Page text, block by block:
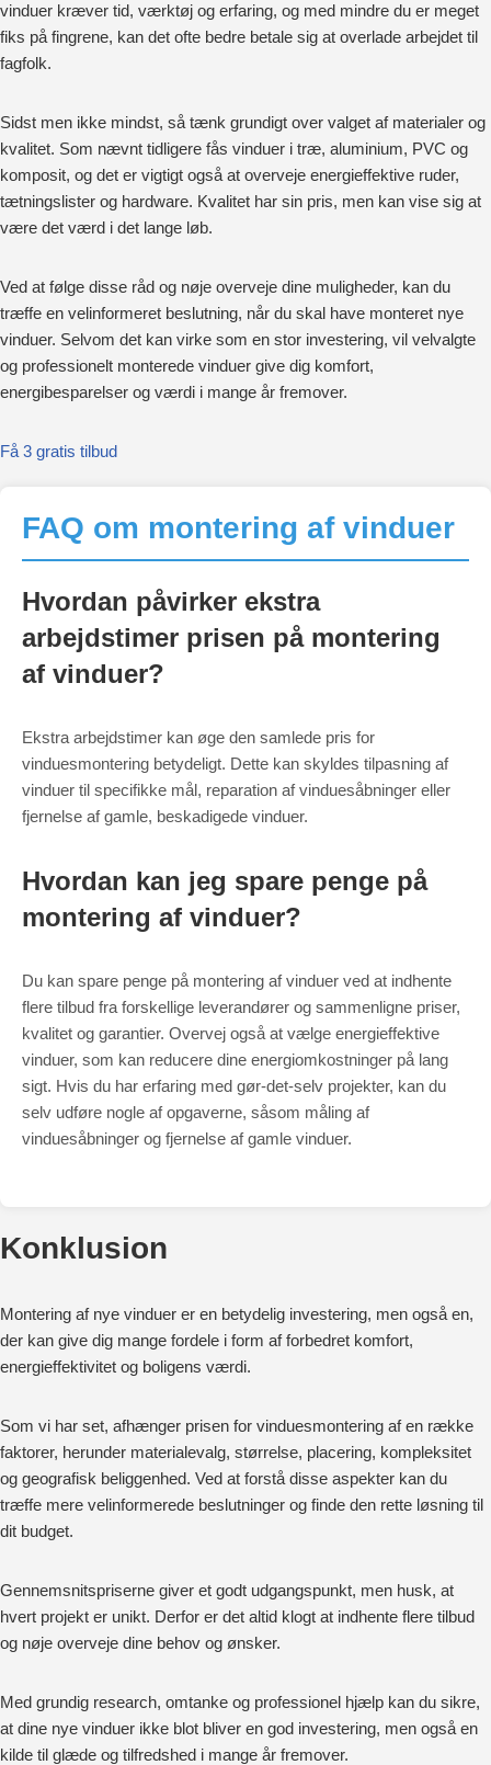
vinduer kræver tid, værktøj og erfaring, og med mindre du er meget
fiks på fingrene, kan det ofte bedre betale sig at overlade arbejdet til
fagfolk.
Sidst men ikke mindst, så tænk grundigt over valget af materialer og
kvalitet. Som nævnt tidligere fås vinduer i træ, aluminium, PVC og
komposit, og det er vigtigt også at overveje energieffektive ruder,
tætningslister og hardware. Kvalitet har sin pris, men kan vise sig at
være det værd i det lange løb.
Ved at følge disse råd og nøje overveje dine muligheder, kan du
træffe en velinformeret beslutning, når du skal have monteret nye
vinduer. Selvom det kan virke som en stor investering, vil velvalgte
og professionelt monterede vinduer give dig komfort,
energibesparelser og værdi i mange år fremover.
Få 3 gratis tilbud
FAQ om montering af vinduer
Hvordan påvirker ekstra
arbejdstimer prisen på montering
af vinduer?
Ekstra arbejdstimer kan øge den samlede pris for
vinduesmontering betydeligt. Dette kan skyldes tilpasning af
vinduer til specifikke mål, reparation af vinduesåbninger eller
fjernelse af gamle, beskadigede vinduer.
Hvordan kan jeg spare penge på
montering af vinduer?
Du kan spare penge på montering af vinduer ved at indhente
flere tilbud fra forskellige leverandører og sammenligne priser,
kvalitet og garantier. Overvej også at vælge energieffektive
vinduer, som kan reducere dine energiomkostninger på lang
sigt. Hvis du har erfaring med gør-det-selv projekter, kan du
selv udføre nogle af opgaverne, såsom måling af
vinduesåbninger og fjernelse af gamle vinduer.
Konklusion
Montering af nye vinduer er en betydelig investering, men også en,
der kan give dig mange fordele i form af forbedret komfort,
energieffektivitet og boligens værdi.
Som vi har set, afhænger prisen for vinduesmontering af en række
faktorer, herunder materialevalg, størrelse, placering, kompleksitet
og geografisk beliggenhed. Ved at forstå disse aspekter kan du
træffe mere velinformerede beslutninger og finde den rette løsning til
dit budget.
Gennemsnitspriserne giver et godt udgangspunkt, men husk, at
hvert projekt er unikt. Derfor er det altid klogt at indhente flere tilbud
og nøje overveje dine behov og ønsker.
Med grundig research, omtanke og professionel hjælp kan du sikre,
at dine nye vinduer ikke blot bliver en god investering, men også en
kilde til glæde og tilfredshed i mange år fremover.